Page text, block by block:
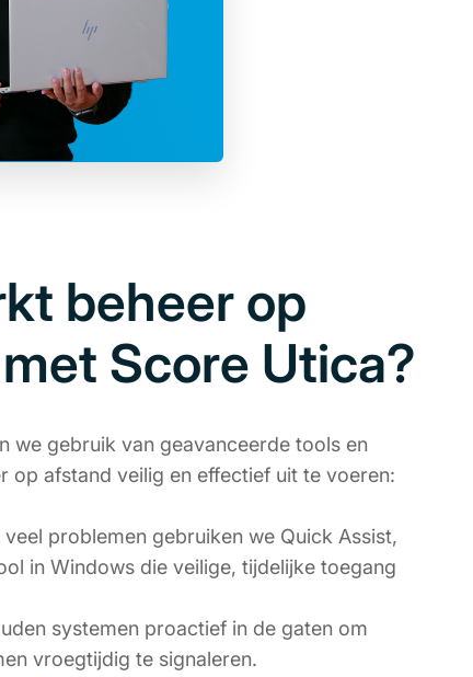
beheer op
Score Utica?
we gebruik van geavanceerde tools en
op afstand veilig en effectief uit te voeren:
problemen gebruiken we Quick Assist,
in Windows die veilige, tijdelijke toegang
systemen proactief in de gaten om
vroegtijdig te signaleren.